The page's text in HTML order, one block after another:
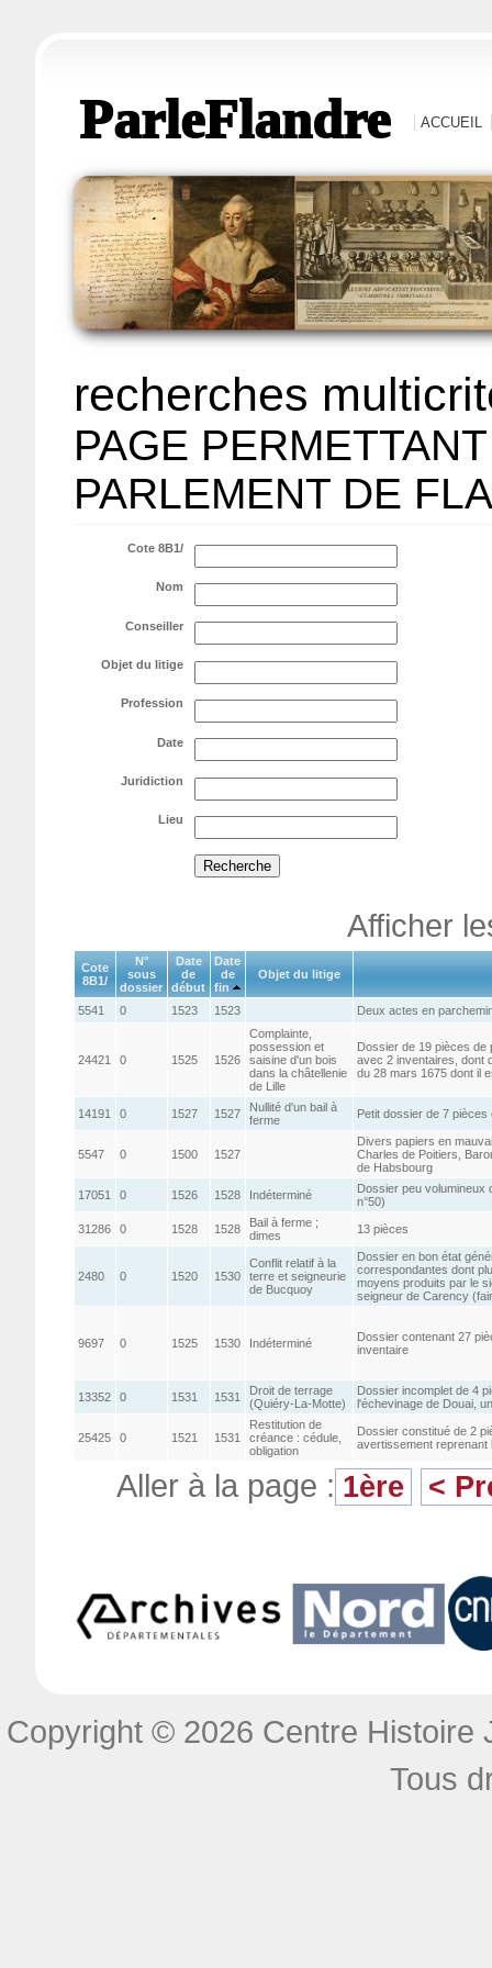
ParleFlandre ACCUEIL
recherches
PAGE
PARLEMENT DE
Cote 8B1/
Nom
Conseiller
Objet du litige
Profession
Date
Juridiction
Lieu
Afficher
Cote
8B1/
N°
sous
dossier
Date
de
début
Date
de
fin
Objet du litige
5541 0 1523 1523 Deux actes en
24421 0 1525 1526
Complainte,
possession et
saisine d'un bois
dans la châtellenie
de Lille
Dossier de 19 pièces
avec 2 inventaires, dont
du 28 mars 1675 dont il
14191 0 1527 1527
Nullité d'un bail à
ferme
Petit dossier de 7
5547 0 1500 1527
Divers papiers en
Charles de Poitiers,
de Habsbourg
17051 0 1526 1528 Indéterminé
Dossier peu volumineux
n°50)
31286 0 1528 1528
Bail à ferme ;
dimes
13 pièces
2480 0 1520 1530
Conflit relatif à la
terre et seigneurie
de Bucquoy
Dossier en bon état
correspondantes dont
moyens produits par le
seigneur de Carency
9697 0 1525 1530 Indéterminé
Dossier contenant 27
inventaire
13352 0 1531 1531
Droit de terrage
(Quiéry-La-Motte)
Dossier incomplet de 4
l'échevinage de Douai,
25425 0 1521 1531
Restitution de
créance : cédule,
obligation
Dossier constitué de 2
avertissement reprenant
Aller à la page : 1ère <
Copyright © 2026 Centre Histoire
Tous